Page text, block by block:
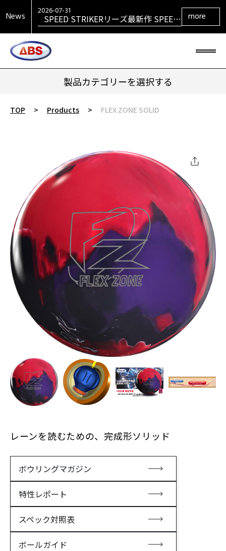
News VENGEANCE RETURNS発売！
2026-07-31
SPEED STRIKERリーズ最新作 SPEED
STRIKER HYBRID発売！
more
製品カテゴリーを選択する
TOP > Products > FLEX ZONE SOLID
レーンを読むための、完成形ソリッド
ボウリングマガジン
特性レポート
スペック対照表
ボールガイド